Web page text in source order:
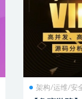
架构/运维/安